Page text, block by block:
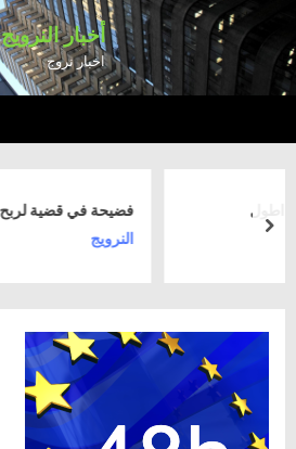
to
content
أخبار النرويج
اخبار نروج
فضيحة في قضية لربح أكثر من 32الف شخص بملايين في النرويج
next